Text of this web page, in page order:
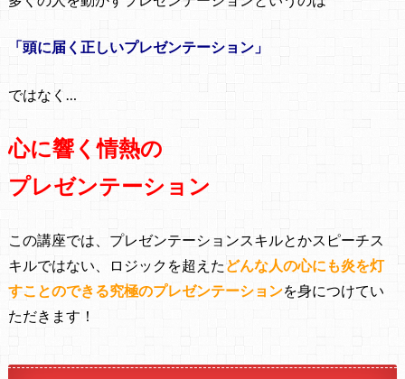
「頭に届く正しいプレゼンテーション」
ではなく…
心に響く情熱の
プレゼンテーション
この講座では、プレゼンテーションスキルとかスピーチス
キルではない、ロジックを超えたどんな人の心にも炎を灯
すことのできる究極のプレゼンテーションを身につけてい
ただきます！